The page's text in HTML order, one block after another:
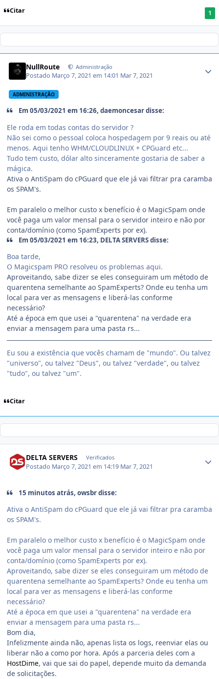
Citar 1
NullRoute Administração
Postado Março 7, 2021 em 14:01 Mar 7, 2021
ADMINISTRAÇÃO
Em 05/03/2021 em 16:26, daemoncesar disse:
Ele roda em todas contas do servidor ?
Não sei como o pessoal coloca hospedagem por 9 reais ou até
menos. Aqui tenho WHM/CLOUDLINUX + CPGuard etc...
Tudo tem custo, dólar alto sinceramente gostaria de saber a
mágica.
Ativa o AntiSpam do cPGuard que ele já vai filtrar pra caramba
os SPAM's.
Em paralelo o melhor custo x benefício é o MagicSpam onde
você paga um valor mensal para o servidor inteiro e não por
conta/domínio (como SpamExperts por ex).
Em 05/03/2021 em 16:23, DELTA SERVERS disse:
Boa tarde,
O Magicspam PRO resolveu os problemas aqui.
Aproveitando, sabe dizer se eles conseguiram um método de
quarentena semelhante ao SpamExperts? Onde eu tenha um
local para ver as mensagens e liberá-las conforme
necessário?
Até a época em que usei a "quarentena" na verdade era
enviar a mensagem para uma pasta rs...
Eu sou a existência que vocês chamam de "mundo". Ou talvez
"universo", ou talvez "Deus", ou talvez "verdade", ou talvez
"tudo", ou talvez "um".
Citar
DELTA SERVERS Verificados
Postado Março 7, 2021 em 14:19 Mar 7, 2021
15 minutos atrás, owsbr disse:
Ativa o AntiSpam do cPGuard que ele já vai filtrar pra caramba
os SPAM's.
Em paralelo o melhor custo x benefício é o MagicSpam onde
você paga um valor mensal para o servidor inteiro e não por
conta/domínio (como SpamExperts por ex).
Aproveitando, sabe dizer se eles conseguiram um método de
quarentena semelhante ao SpamExperts? Onde eu tenha um
local para ver as mensagens e liberá-las conforme
necessário?
Até a época em que usei a "quarentena" na verdade era
enviar a mensagem para uma pasta rs...
Bom dia,
Infelizmente ainda não, apenas lista os logs, reenviar elas ou
liberar não a como por hora. Após a parceria deles com a
HostDime, vai que sai do papel, depende muito da demanda
de solicitações.